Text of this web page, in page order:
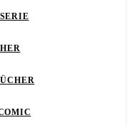
SERIE